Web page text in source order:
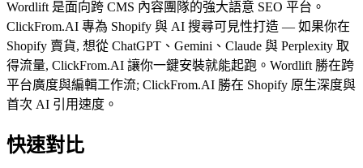
Wordlift 是面向跨 CMS 內容團隊的強大語意 SEO 平台。
ClickFrom.AI 專為 Shopify 與 AI 搜尋可見性打造 — 如果你在
Shopify 賣貨, 想從 ChatGPT、Gemini、Claude 與 Perplexity 取
得流量, ClickFrom.AI 讓你一鍵安裝就能起跑。Wordlift 勝在跨
平台廣度與編輯工作流; ClickFrom.AI 勝在 Shopify 原生深度與
首次 AI 引用速度。
快速對比